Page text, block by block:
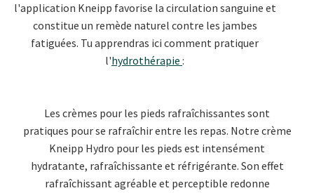
l'application Kneipp favorise la circulation sanguine et
constitue un remède naturel contre les jambes
fatiguées. Tu apprendras ici comment pratiquer
l'hydrothérapie :
Les crèmes pour les pieds rafraîchissantes sont
pratiques pour se rafraîchir entre les repas. Notre crème
Kneipp Hydro pour les pieds est intensément
hydratante, rafraîchissante et réfrigérante. Son effet
rafraîchissant agréable et perceptible redonne